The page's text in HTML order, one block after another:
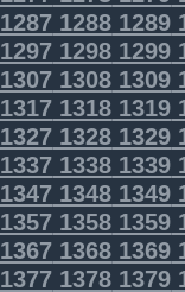
1287 1288 1289
1297 1298 1299
1307 1308 1309
1317 1318 1319
1327 1328 1329
1337 1338 1339
1347 1348 1349
1357 1358 1359
1367 1368 1369
1377 1378 1379